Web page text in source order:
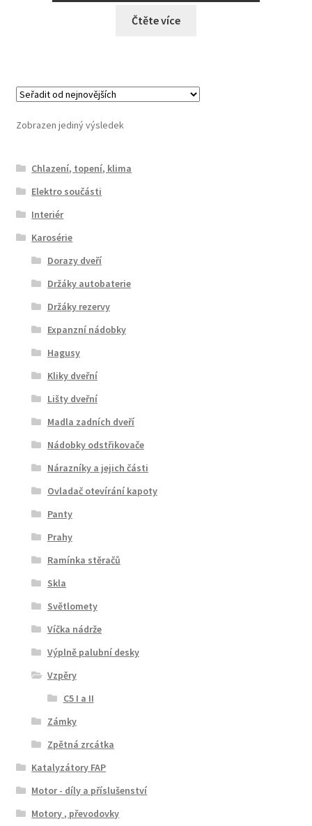
Čtěte více
Zobrazen jediný výsledek
Chlazení, topení, klima
Elektro součásti
Interiér
Karosérie
Dorazy dveří
Držáky autobaterie
Držáky rezervy
Expanzní nádobky
Hagusy
Kliky dveřní
Lišty dveřní
Madla zadních dveří
Nádobky odstřikovače
Nárazníky a jejich části
Ovladač otevírání kapoty
Panty
Prahy
Ramínka stěračů
Skla
Světlomety
Víčka nádrže
Výplně palubní desky
Vzpěry
C5 I a II
Zámky
Zpětná zrcátka
Katalyzátory FAP
Motor - díly a příslušenství
Motory , převodovky